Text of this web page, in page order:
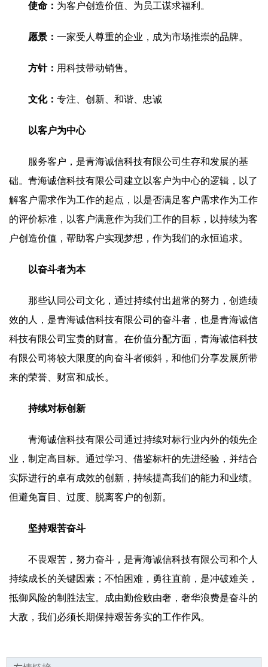
使命： 为客户创造价值、为员工谋求福利。
愿景： 一家受人尊重的企业，成为市场推崇的品牌。
方针： 用科技带动销售。
文化： 专注、创新、和谐、忠诚
以客户为中心
服务客户，是青海诚信科技有限公司生存和发展的基
础。青海诚信科技有限公司建立以客户为中心的逻辑，以了
解客户需求作为工作的起点，以是否满足客户需求作为工作
的评价标准，以客户满意作为我们工作的目标，以持续为客
户创造价值，帮助客户实现梦想，作为我们的永恒追求。
以奋斗者为本
那些认同公司文化，通过持续付出超常的努力，创造绩
效的人，是青海诚信科技有限公司的奋斗者，也是青海诚信
科技有限公司宝贵的财富。在价值分配方面，青海诚信科技
有限公司将较大限度的向奋斗者倾斜，和他们分享发展所带
来的荣誉、财富和成长。
持续对标创新
青海诚信科技有限公司通过持续对标行业内外的领先企
业，制定高目标。通过学习、借鉴标杆的先进经验，并结合
实际进行的卓有成效的创新，持续提高我们的能力和业绩。
但避免盲目、过度、脱离客户的创新。
坚持艰苦奋斗
不畏艰苦，努力奋斗，是青海诚信科技有限公司和个人
持续成长的关键因素；不怕困难，勇往直前，是冲破难关，
抵御风险的制胜法宝。成由勤俭败由奢，奢华浪费是奋斗的
大敌，我们必须长期保持艰苦务实的工作作风。